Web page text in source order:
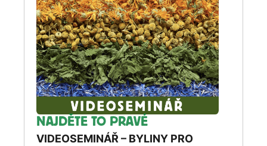
NAJDĚTE TO PRAVÉ
VIDEOSEMINÁŘ – BYLINY PRO